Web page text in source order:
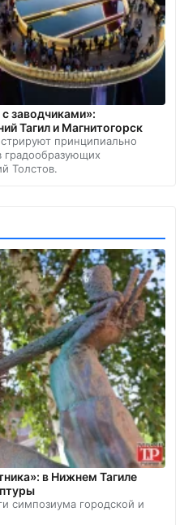
заводчиками»:
Тагил и Магнитогорск
принципиально
градообразующих
Толстов.
в Нижнем Тагиле
симпозиума городской и